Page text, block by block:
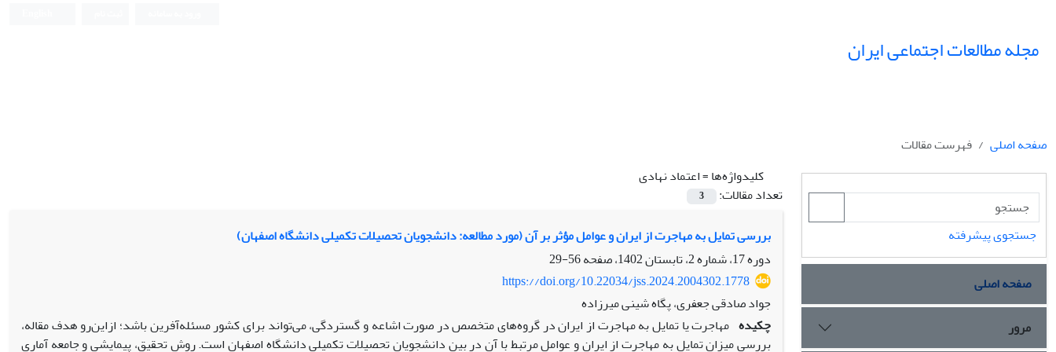
مجله مطالعات اجتماعی ایران
صفحه اصلی
فهرست مقالات
کلیدواژه‌ها =اعتماد نهادی
تعداد مقالات:
3
بررسی تمایل به مهاجرت از ایران و عوامل مؤثر بر آن (مورد مطالعه: دانشجویان تحصیلات تکمیلی دانشگاه اصفهان)
دوره 17، شماره 2، تابستان 1402، صفحه
56-29
https://doi.org/10.22034/jss.2024.2004302.1778
جواد صادقی جعفری، پگاه شینی میرزاده
چکیده مهاجرت یا تمایل به مهاجرت از ایران در گروه‌های متخصص در صورت اشاعه و گستردگی، می‌تواند برای کشور مسئله‌آفرین باشد؛ ازاین‌رو هدف مقاله،
بررسی میزان تمایل به مهاجرت از ایران و عوامل مرتبط با آن در بین دانشجویان تحصیلات تکمیلی دانشگاه اصفهان است. روش تحقیق، پیمایشی و جامعه آماری
جستجوی پیشرفته
صفحه اصلی
مرور